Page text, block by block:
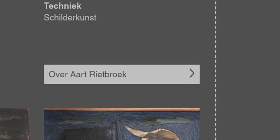
Techniek
Schilderkunst
Over Aart Rietbroek
Afbeelding